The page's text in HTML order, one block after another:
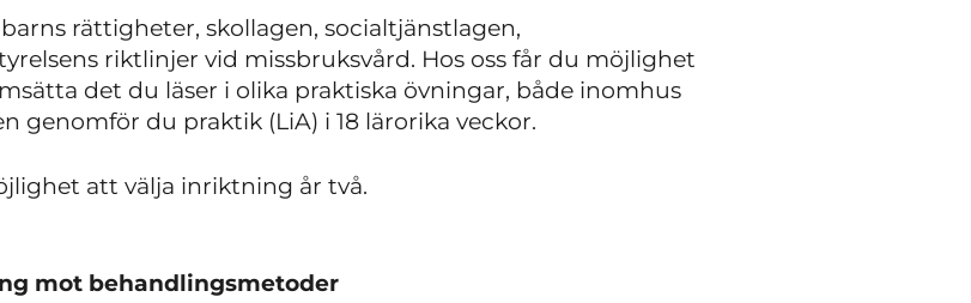
rättigheter, skollagen, socialtjänstlagen,
riktlinjer vid missbruksvård. Hos oss får du möjlighet
det du läser i olika praktiska övningar, både inomhus
genomför du praktik (LiA) i 18 lärorika veckor.
att välja inriktning år två.
mot behandlingsmetoder